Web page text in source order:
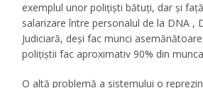
exemplul unor poliţişti bătuţi, dar şi
salarizare între personalul de la DNA ,
Judiciară, deşi fac munci
poliţiştii fac aproximativ 90% din
O altă problemă a sistemului o